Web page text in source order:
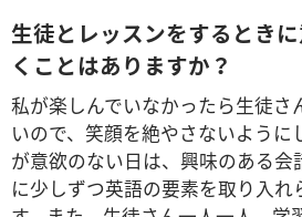
生徒とレッスンをするとき
くことはありますか？
私が楽しんでいなかったら生徒さ
いので、笑顔を絶やさないように
が意欲のない日は、興味のある会
に少しずつ英語の要素を取り入れ